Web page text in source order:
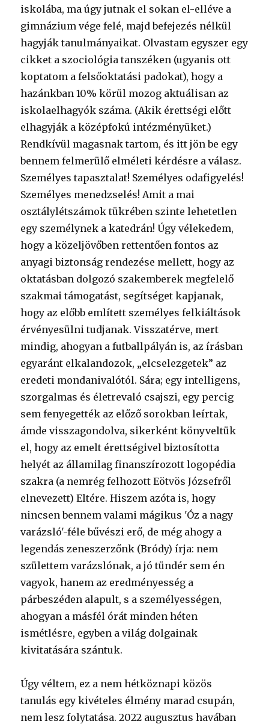
iskolába, ma úgy jutnak el sokan el-elléve a
gimnázium vége felé, majd befejezés nélkül
hagyják tanulmányaikat. Olvastam egyszer egy
cikket a szociológia tanszéken (ugyanis ott
koptatom a felsőoktatási padokat), hogy a
hazánkban 10% körül mozog aktuálisan az
iskolaelhagyók száma. (Akik érettségi előtt
elhagyják a középfokú intézményüket.)
Rendkívül magasnak tartom, és itt jön be egy
bennem felmerülő elméleti kérdésre a válasz.
Személyes tapasztalat! Személyes odafigyelés!
Személyes menedzselés! Amit a mai
osztálylétszámok tükrében szinte lehetetlen
egy személynek a katedrán! Úgy vélekedem,
hogy a közeljövőben rettentően fontos az
anyagi biztonság rendezése mellett, hogy az
oktatásban dolgozó szakemberek megfelelő
szakmai támogatást, segítséget kapjanak,
hogy az előbb említett személyes felkiáltások
érvényesülni tudjanak. Visszatérve, mert
mindig, ahogyan a futballpályán is, az írásban
egyaránt elkalandozok, „elcselezgetek” az
eredeti mondanivalótól. Sára; egy intelligens,
szorgalmas és életrevaló csajszi, egy percig
sem fenyegették az előző sorokban leírtak,
ámde visszagondolva, sikerként könyveltük
el, hogy az emelt érettségivel biztosította
helyét az államilag finanszírozott logopédia
szakra (a nemrég felhozott Eötvös Józsefről
elnevezett) Eltére. Hiszem azóta is, hogy
nincsen bennem valami mágikus 'Óz a nagy
varázsló'-féle bűvészi erő, de még ahogy a
legendás zeneszerzőnk (Bródy) írja: nem
születtem varázslónak, a jó tündér sem én
vagyok, hanem az eredményesség a
párbeszéden alapult, s a személyességen,
ahogyan a másfél órát minden héten
ismétlésre, egyben a világ dolgainak
kivitatására szántuk.
Úgy véltem, ez a nem hétköznapi közös
tanulás egy kivételes élmény marad csupán,
nem lesz folytatása. 2022 augusztus havában